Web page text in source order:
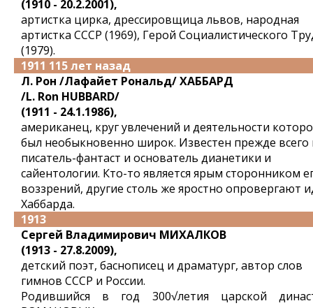
(1910 - 20.2.2001),
артистка цирка, дрессировщица львов, народная
артистка СССР (1969), Герой Социалистического
(1979).
1911 115 лет назад
Л. Рон /Лафайет Рональд/ ХАББАРД
/L. Ron HUBBARD/
(1911 - 24.1.1986),
американец, круг увлечений и деятельности
был необыкновенно широк. Известен прежде всего
писатель-фантаст и основатель дианетики и
сайентологии. Кто-то является ярым сторонником
воззрений, другие столь же яростно опровергают
Хаббарда.
1913
Сергей Владимирович МИХАЛКОВ
(1913 - 27.8.2009),
детский поэт, баснописец и драматург, автор слов
гимнов СССР и России.
Родившийся в год 300√летия царской